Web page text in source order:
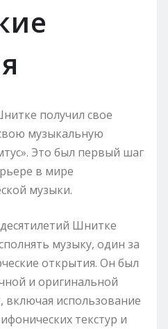
получил свое
музыкальную
Это был первый шаг
в мире
музыки.
Шнитке
музыку, один за
открытия. Он был
и оригинальной
использование
текстур и